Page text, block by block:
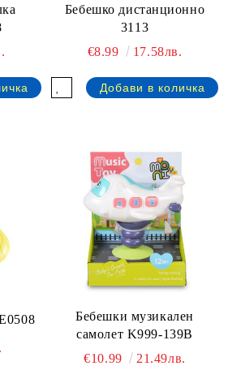
Бебешко дистанционно
3113
€8.99
17.58лв.
Бебешки музикален
самолет K999-139B
€10.99
21.49лв.